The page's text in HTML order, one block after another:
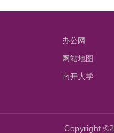
办公网
网站地图
南开大学
Copyright